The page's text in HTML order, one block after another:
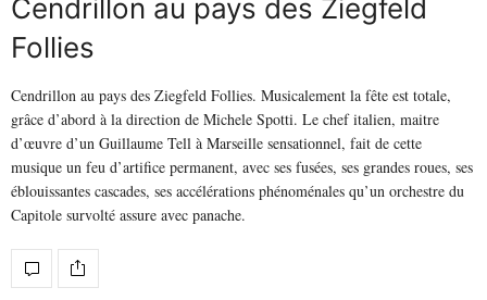
Cendrillon au pays des Ziegfeld
Follies
Cendrillon au pays des Ziegfeld Follies. Musicalement la fête est totale,
grâce d’abord à la direction de Michele Spotti. Le chef italien, maitre
d’œuvre d’un Guillaume Tell à Marseille sensationnel, fait de cette
musique un feu d’artifice permanent, avec ses fusées, ses grandes roues, ses
éblouissantes cascades, ses accélérations phénoménales qu’un orchestre du
Capitole survolté assure avec panache.